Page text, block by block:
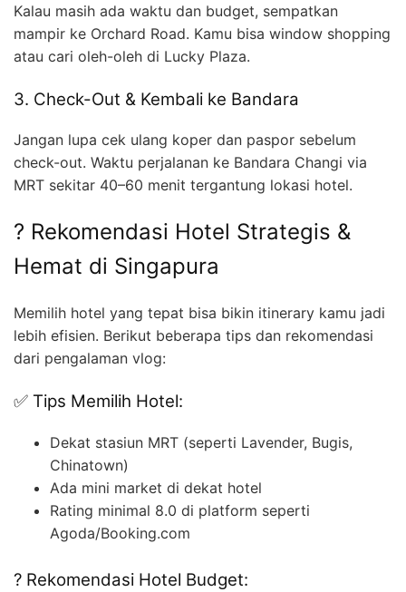
Kalau masih ada waktu dan budget, sempatkan
mampir ke Orchard Road. Kamu bisa window shopping
atau cari oleh-oleh di Lucky Plaza.
3. Check-Out & Kembali ke Bandara
Jangan lupa cek ulang koper dan paspor sebelum
check-out. Waktu perjalanan ke Bandara Changi via
MRT sekitar 40–60 menit tergantung lokasi hotel.
? Rekomendasi Hotel Strategis &
Hemat di Singapura
Memilih hotel yang tepat bisa bikin itinerary kamu jadi
lebih efisien. Berikut beberapa tips dan rekomendasi
dari pengalaman vlog:
✅ Tips Memilih Hotel:
Dekat stasiun MRT (seperti Lavender, Bugis,
Chinatown)
Ada mini market di dekat hotel
Rating minimal 8.0 di platform seperti
Agoda/Booking.com
? Rekomendasi Hotel Budget: